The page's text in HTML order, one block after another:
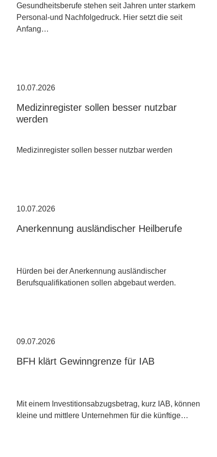
Gesundheitsberufe stehen seit Jahren unter starkem
Personal-und Nachfolgedruck. Hier setzt die seit
Anfang…
10.07.2026
Medizinregister sollen besser nutzbar
werden
Medizinregister sollen besser nutzbar werden
10.07.2026
Anerkennung ausländischer Heilberufe
Hürden bei der Anerkennung ausländischer
Berufsqualifikationen sollen abgebaut werden.
09.07.2026
BFH klärt Gewinngrenze für IAB
Mit einem Investitionsabzugsbetrag, kurz IAB, können
kleine und mittlere Unternehmen für die künftige…